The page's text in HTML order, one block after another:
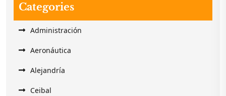
Categories
Administración
Aeronáutica
Alejandría
Ceibal